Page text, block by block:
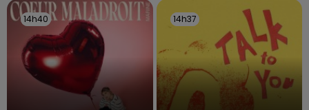
14h40
14h40 14h37
14h37